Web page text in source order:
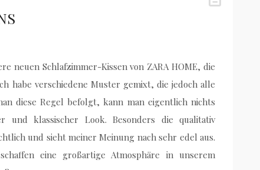
neuen Schlafzimmer-Kissen von ZARA HOME, die
habe verschiedene Muster gemixt, die jedoch alle
diese Regel befolgt, kann man eigentlich nichts
und klassischer Look. Besonders die qualitativ
und sieht meiner Meinung nach sehr edel aus.
eine großartige Atmosphäre in unserem